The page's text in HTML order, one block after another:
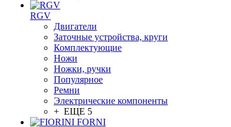
RGV
Двигатели
Заточные устройства, круги
Комплектующие
Ножи
Ножки, ручки
Популярное
Ремни
Электрические компоненты
+ ЕЩЕ 5